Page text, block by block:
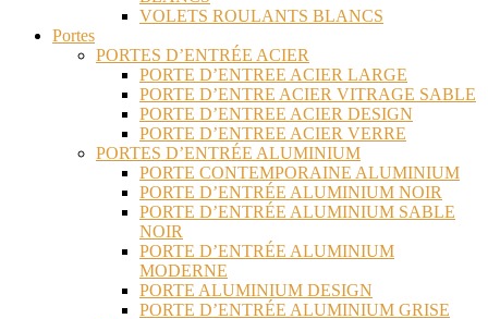
VOLETS ROULANTS BLANCS
Portes
PORTES D’ENTRÉE ACIER
PORTE D’ENTREE ACIER LARGE
PORTE D’ENTRE ACIER VITRAGE SABLE
PORTE D’ENTREE ACIER DESIGN
PORTE D’ENTREE ACIER VERRE
PORTES D’ENTRÉE ALUMINIUM
PORTE CONTEMPORAINE ALUMINIUM
PORTE D’ENTRÉE ALUMINIUM NOIR
PORTE D’ENTRÉE ALUMINIUM SABLE
NOIR
PORTE D’ENTRÉE ALUMINIUM
MODERNE
PORTE ALUMINIUM DESIGN
PORTE D’ENTRÉE ALUMINIUM GRISE